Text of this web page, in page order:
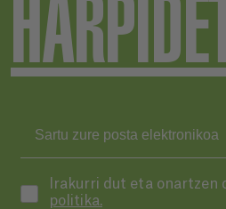
Irakurri dut eta onartzen
politika.